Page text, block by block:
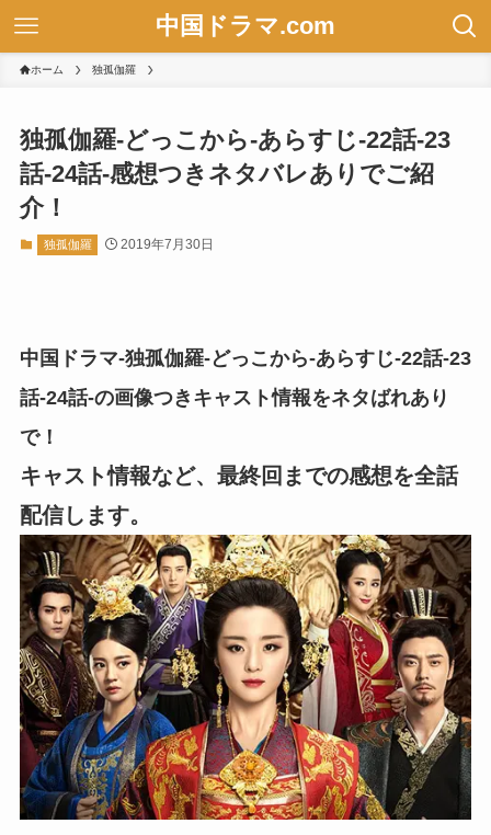
中国ドラマ.com
ホーム 独孤伽羅
独孤伽羅-どっこから-あらすじ-22話-23
話-24話-感想つきネタバレありでご紹
介！
独孤伽羅 2019年7月30日
中国ドラマ-独孤伽羅-どっこから-あらすじ-22話-23
話-24話-の画像つきキャスト情報をネタばれあり
で！
キャスト情報など、最終回までの感想を全話
配信します。